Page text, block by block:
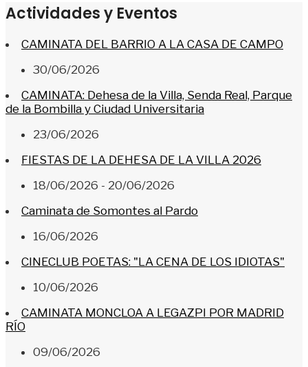
Actividades y Eventos
CAMINATA DEL BARRIO A LA CASA DE CAMPO
30/06/2026
CAMINATA: Dehesa de la Villa, Senda Real, Parque
de la Bombilla y Ciudad Universitaria
23/06/2026
FIESTAS DE LA DEHESA DE LA VILLA 2026
18/06/2026 - 20/06/2026
Caminata de Somontes al Pardo
16/06/2026
CINECLUB POETAS: "LA CENA DE LOS IDIOTAS"
10/06/2026
CAMINATA MONCLOA A LEGAZPI POR MADRID
RÍO
09/06/2026